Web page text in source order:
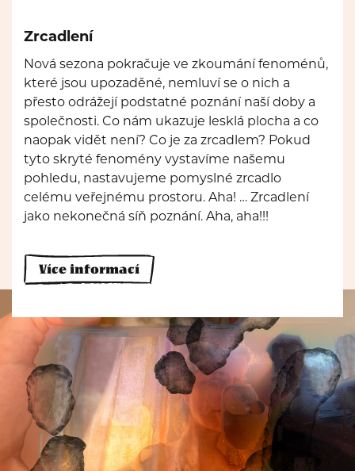
Zrcadlení
Nová sezona pokračuje ve zkoumání fenoménů,
které jsou upozaděné, nemluví se o nich a
přesto odrážejí podstatné poznání naší doby a
společnosti. Co nám ukazuje lesklá plocha a co
naopak vidět není? Co je za zrcadlem? Pokud
tyto skryté fenomény vystavíme našemu
pohledu, nastavujeme pomyslné zrcadlo
celému veřejnému prostoru. Aha! … Zrcadlení
jako nekonečná síň poznání. Aha, aha!!!
Více informací